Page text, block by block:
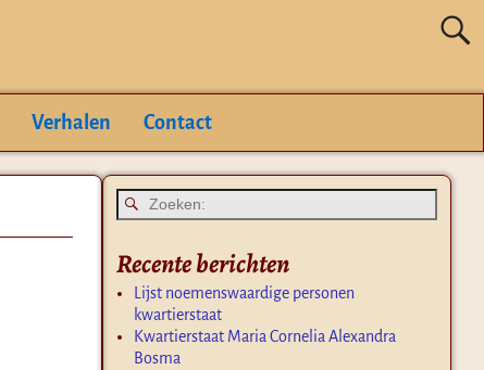
Verhalen Contact
Recente berichten
Lijst noemenswaardige personen
kwartierstaat
Kwartierstaat Maria Cornelia Alexandra
Bosma